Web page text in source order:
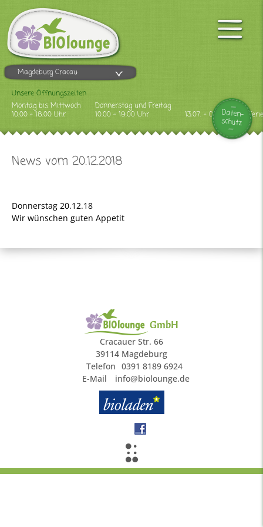
Magdeburg Cracau
Unsere Öffnungszeiten
Montag bis Mittwoch
10.00 - 18.00 Uhr
Donnerstag und Freitag
10.00 - 19.00 Uhr
13.07. - 09.08.2026
Daten-
schutz
News vom 20.12.2018
Donnerstag 20.12.18
Wir wünschen guten Appetit
GmbH
Cracauer Str. 66
39114 Magdeburg
Telefon 0391 8189 6924
E-Mail
info@biolounge.de